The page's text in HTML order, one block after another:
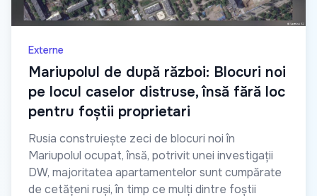
Externe
Mariupolul de după război: Blocuri noi
pe locul caselor distruse, însă fără loc
pentru foștii proprietari
Rusia construiește zeci de blocuri noi în
Mariupolul ocupat, însă, potrivit unei investigații
DW, majoritatea apartamentelor sunt cumpărate
de cetățeni ruși, în timp ce mulți dintre foștii